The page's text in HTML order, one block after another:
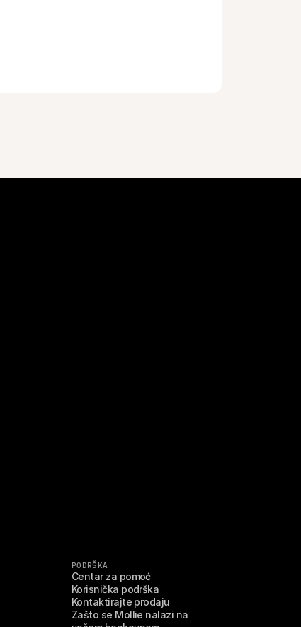
PODRŠKA
Centar za pomoć
Korisnička podrška
Kontaktirajte prodaju
Zašto se Mollie nalazi na